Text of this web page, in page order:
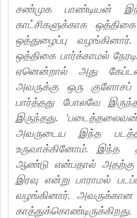
சண்முக பாண்டியன்
காட்சிகளுக்காக
ஒத்துழைப்பு
ஒத்திகை பார்க்காமல்
ஏனென்றால் அது
அவருக்கு ஒரு
பார்த்தது போலவே
இருந்தது.
அவருடைய இந்த
உருவாக்கினோம். இந்த
ஆண்டு என்பதால்
இரவு என்று பாராமல்
வழங்கினார். அவருக்கான
காத்துக்கொண்டிருக்கிறது.